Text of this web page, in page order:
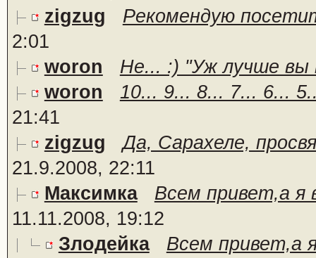
zigzug
Рекомендую
2:01
woron
Не... :) "Уж лучше вы
woron
10... 9... 8... 7... 6...
21:41
zigzug
Да, Сарахеле,
21.9.2008, 22:11
Максимка
Всем привет,а я
11.11.2008, 19:12
Злодейка
Всем привет,а